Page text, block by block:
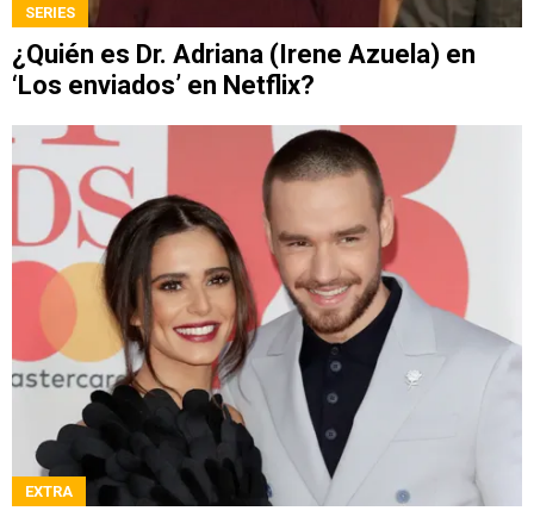
SERIES
¿Quién es Dr. Adriana (Irene Azuela) en
‘Los enviados’ en Netflix?
EXTRA